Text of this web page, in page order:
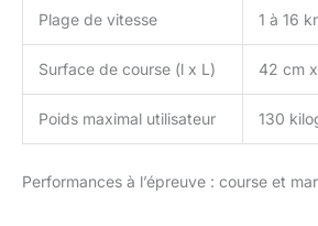
cardiaque
pendant
temps réel.
silencieux
système
roulant
Plage de vitesse 1 à 16
Surface de course (l x L) 42 cm
Poids maximal utilisateur 130
Performances à l’épreuve : course et